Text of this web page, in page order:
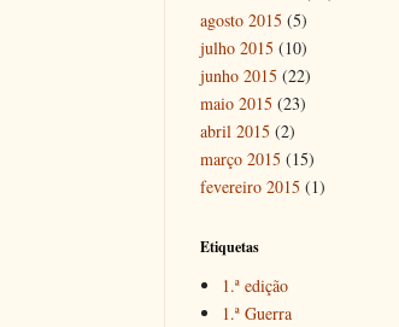
agosto 2015 (5)
julho 2015 (10)
junho 2015 (22)
maio 2015 (23)
abril 2015 (2)
março 2015 (15)
fevereiro 2015 (1)
Etiquetas
1.ª edição
1.ª Guerra